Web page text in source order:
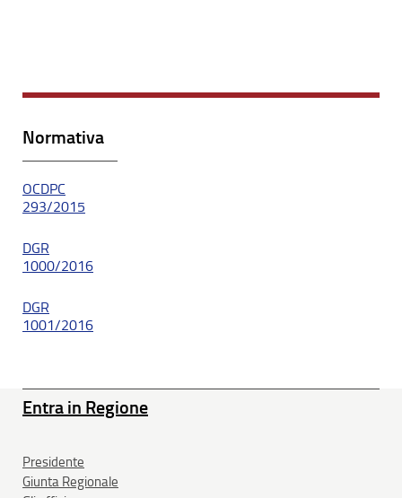
Normativa
OCDPC
293/2015
DGR
1000/2016
DGR
1001/2016
Entra in Regione
Presidente
Giunta Regionale